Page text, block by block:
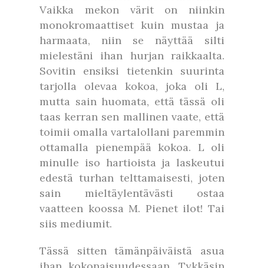
Vaikka mekon värit on niinkin
monokromaattiset kuin mustaa ja
harmaata, niin se näyttää silti
mielestäni ihan hurjan raikkaalta.
Sovitin ensiksi tietenkin suurinta
tarjolla olevaa kokoa, joka oli L,
mutta sain huomata, että tässä oli
taas kerran sen mallinen vaate, että
toimii omalla vartalollani paremmin
ottamalla pienempää kokoa. L oli
minulle iso hartioista ja laskeutui
edestä turhan telttamaisesti, joten
sain mieltäylentävästi ostaa
vaatteen koossa M. Pienet ilot! Tai
siis mediumit.
Tässä sitten tämänpäiväistä asua